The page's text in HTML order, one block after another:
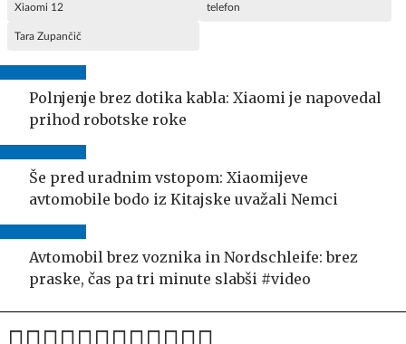
Xiaomi 12 telefon
Tara Zupančič
Polnjenje brez dotika kabla: Xiaomi je napovedal
prihod robotske roke
Še pred uradnim vstopom: Xiaomijeve
avtomobile bodo iz Kitajske uvažali Nemci
Avtomobil brez voznika in Nordschleife: brez
praske, čas pa tri minute slabši #video